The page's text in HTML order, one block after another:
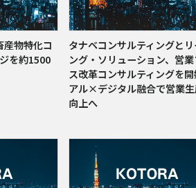
産物特化コ
を約1500
タナベコンサルティングと
ング・ソリューション、営
ス改革コンサルティングを
アル×デジタル融合で営業
向上へ